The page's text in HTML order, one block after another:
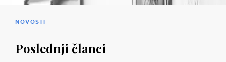
NOVOSTI
Poslednji članci